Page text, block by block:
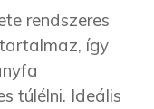
rendszeres
így
túlélni. Ideális